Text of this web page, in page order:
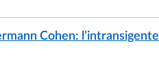
Cohen: l’intransigente